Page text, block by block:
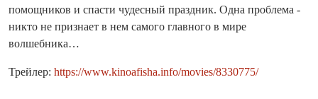
помощников и спасти чудесный праздник. Одна проблема -
никто не признает в нем самого главного в мире
волшебника…
Трейлер: https://www.kinoafisha.info/movies/8330775/